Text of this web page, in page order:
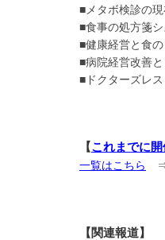
■メタボ検診の
■食事の処方箋
■健康経営と食
■病院経営改善
■ドクターズレ
【これまでに
一覧はこちら
【関連報道】